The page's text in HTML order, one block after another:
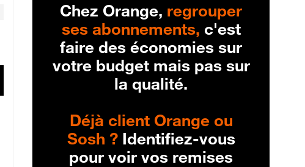
Chez Orange, regrouper
ses abonnements, c'est
faire des économies sur
votre budget mais pas sur
la qualité.
Déjà client Orange ou
Sosh ?Identifiez-vous
pour voir vos remises